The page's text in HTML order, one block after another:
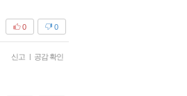
0
0
신고 | 공감 확인